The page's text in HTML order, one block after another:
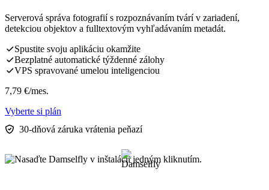
Serverová správa fotografií s rozpoznávaním tvárí v zariadení,
detekciou objektov a fulltextovým vyhľadávaním metadát.
Spustite svoju aplikáciu okamžite
Bezplatné automatické týždenné zálohy
VPS spravované umelou inteligenciou
7,79 €/mes.
Vyberte si plán
30-dňová záruka vrátenia peňazí